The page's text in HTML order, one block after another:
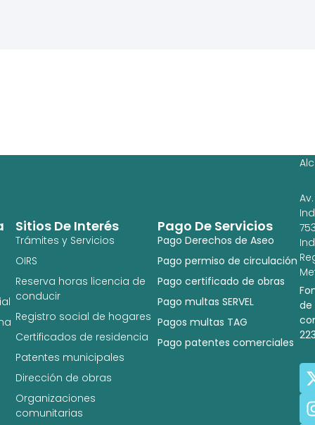
Pago De Servicios
Pago Derechos de Aseo
Pago permiso de circulación
Pago certificado de obras
Pago multas SERVEL
Pagos multas TAG
Pago patentes comerciales
Sitios De Interés
Trámites y Servicios
OIRS
Reserva horas licencia de
conducir
Registro social de hogares
Certificados de residencia
Patentes municipales
Dirección de obras
Organizaciones
comunitarias
Av.
de